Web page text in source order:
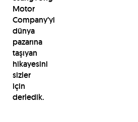
Motor
Company’yi
dünya
pazarına
taşıyan
hikayesini
sizler
için
derledik.